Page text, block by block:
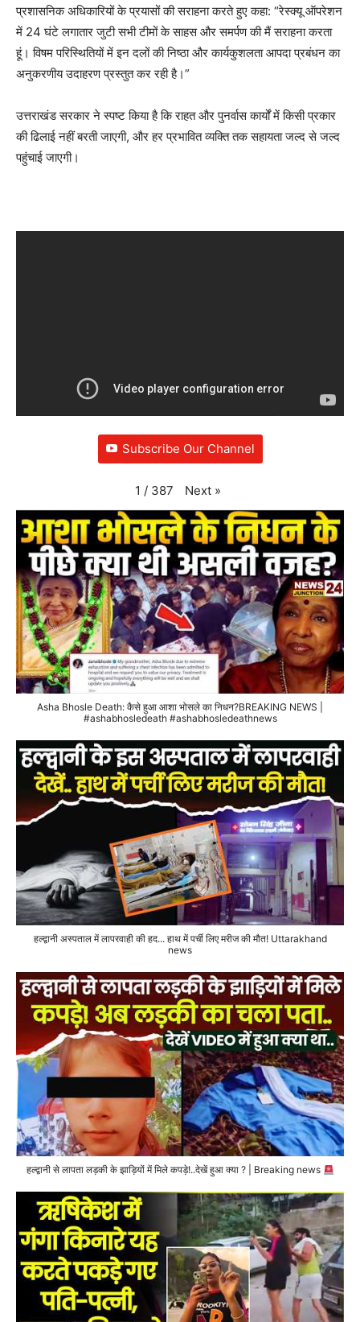
प्रशासनिक अधिकारियों के प्रयासों की सराहना करते हुए कहा: “रेस्क्यू ऑपरेशन
में 24 घंटे लगातार जुटी सभी टीमों के साहस और समर्पण की मैं सराहना करता
हूं। विषम परिस्थितियों में इन दलों की निष्ठा और कार्यकुशलता आपदा प्रबंधन का
अनुकरणीय उदाहरण प्रस्तुत कर रही है।”
उत्तराखंड सरकार ने स्पष्ट किया है कि राहत और पुनर्वास कार्यों में किसी प्रकार
की ढिलाई नहीं बरती जाएगी, और हर प्रभावित व्यक्ति तक सहायता जल्द से जल्द
पहुंचाई जाएगी।
Subscribe Our Channel
1 / 387 Next »
Asha Bhosle Death: कैसे हुआ आशा भोसले का निधन?BREAKING NEWS |
#ashabhosledeath #ashabhosledeathnews
हल्द्वानी अस्पताल में लापरवाही की हद... हाथ में पर्ची लिए मरीज की मौत! Uttarakhand
news
हल्द्वानी से लापता लड़की के झाड़ियों में मिले कपड़े!..देखें हुआ क्या ? | Breaking news